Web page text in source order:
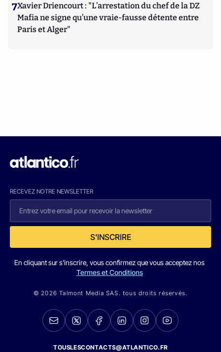
7Xavier Driencourt : "L’arrestation du chef de la DZ
Mafia ne signe qu’une vraie-fausse détente entre
Paris et Alger"
RECEVEZ NOTRE NEWSLETTER
S'INSCRIRE
En cliquant sur s'inscrire, vous confirmez que vous acceptez nos
Termes et Conditions
© 2026 Talmont Media SAS. tous droits réservés.
TOUSLESCONTACTS@ATLANTICO.FR